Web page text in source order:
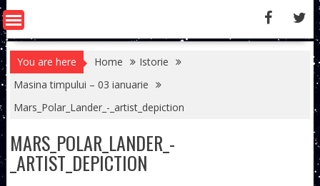
You are here Home
Istorie
Masina timpului – 03 ianuarie
Mars_Polar_Lander_-_artist_depiction
MARS_POLAR_LANDER_-
_ARTIST_DEPICTION